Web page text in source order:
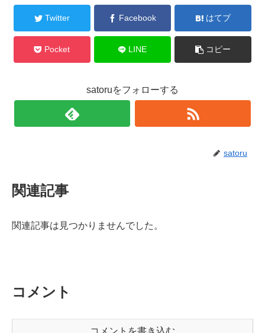
Twitter Facebook はてブ
Pocket LINE コピー
satoruをフォローする
satoru
関連記事
関連記事は見つかりませんでした。
コメント
コメントを書き込む